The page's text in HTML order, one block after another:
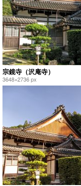
宗鏡寺（沢庵寺）
3648×2736 px